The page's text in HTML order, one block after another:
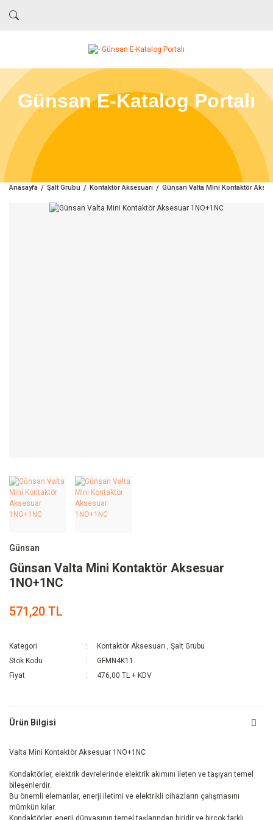
Günsan E-Katalog Portalı
Anasayfa Şalt Grubu Kontaktör Aksesuarı Günsan Valta Mini Kontaktör
Günsan
Günsan Valta Mini Kontaktör Aksesuar
1NO+1NC
571,20 TL
Kategori Kontaktör Aksesuarı ,Şalt Grubu
Stok Kodu
GFMN4K11
Fiyat
476,00 TL + KDV
Ürün Bilgisi
Valta Mini Kontaktör Aksesuar 1NO+1NC
Kondaktörler, elektrik devrelerinde elektrik akımını ileten ve taşıyan temel
bileşenlerdir.
Bu önemli elemanlar, enerji iletimi ve elektrikli cihazların çalışmasını
mümkün kılar.